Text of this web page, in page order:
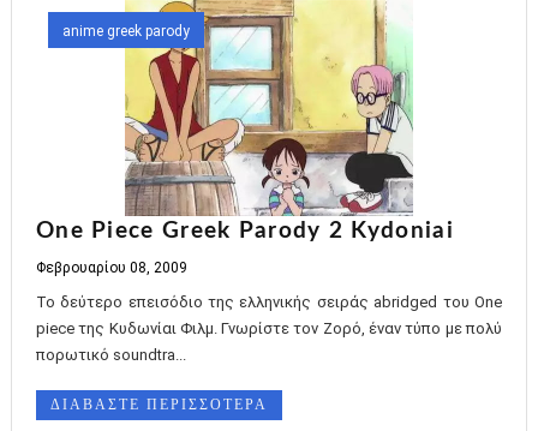
anime greek parody
One Piece Greek Parody 2 Kydoniai
Φεβρουαρίου 08, 2009
Το δεύτερο επεισόδιο της ελληνικής σειράς abridged του One
piece της Κυδωνίαι Φιλμ. Γνωρίστε τον Ζορό, έναν τύπο με πολύ
πορωτικό soundtra...
ΔΙΑΒΑΣΤΕ ΠΕΡΙΣΣΟΤΕΡΑ